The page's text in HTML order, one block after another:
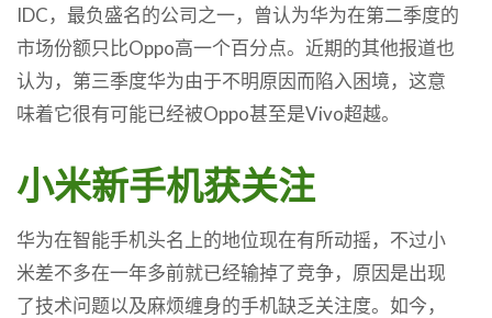
IDC，最负盛名的公司之一，曾认为华为在第二季度的
市场份额只比Oppo高一个百分点。近期的其他报道也
认为，第三季度华为由于不明原因而陷入困境，这意
味着它很有可能已经被Oppo甚至是Vivo超越。
小米新手机获关注
华为在智能手机头名上的地位现在有所动摇，不过小
米差不多在一年多前就已经输掉了竞争，原因是出现
了技术问题以及麻烦缠身的手机缺乏关注度。如今，